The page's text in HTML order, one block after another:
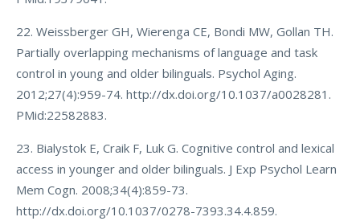
22. Weissberger GH, Wierenga CE, Bondi MW, Gollan TH.
Partially overlapping mechanisms of language and task
control in young and older bilinguals. Psychol Aging.
2012;27(4):959-74. http://dx.doi.org/10.1037/a0028281.
PMid:22582883.
23. Bialystok E, Craik F, Luk G. Cognitive control and lexical
access in younger and older bilinguals. J Exp Psychol Learn
Mem Cogn. 2008;34(4):859-73.
http://dx.doi.org/10.1037/0278-7393.34.4.859.